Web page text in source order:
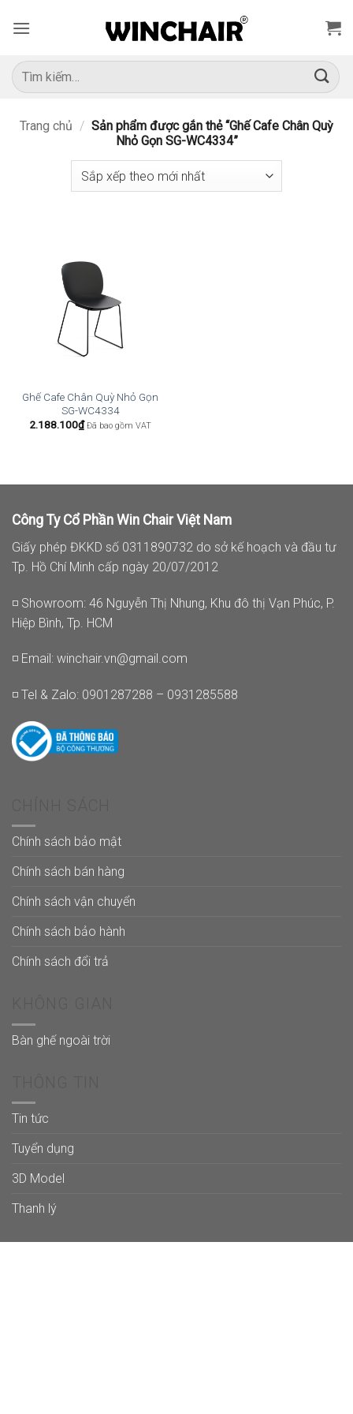
qua
dung
Tìm
kiếm:
Trang chủ / Sản phẩm được gắn thẻ “Ghế Cafe Chân Quỳ
Nhỏ Gọn SG-WC4334”
Ghế Cafe Chân Quỳ Nhỏ Gọn
SG-WC4334
2.188.100₫ Đã bao gồm VAT
Công Ty Cổ Phần Win Chair Việt Nam
Giấy phép ĐKKD số 0311890732 do sở kế hoạch và đầu tư
Tp. Hồ Chí Minh cấp ngày 20/07/2012
◽ Showroom: 46 Nguyễn Thị Nhung, Khu đô thị Vạn Phúc, P.
Hiệp Bình, Tp. HCM
◽ Email: winchair.vn@gmail.com
◽ Tel & Zalo: 0901287288 – 0931285588
Chính sách bảo mật
Chính sách bán hàng
Chính sách vận chuyển
Chính sách bảo hành
Chính sách đổi trả
Bàn ghế ngoài trời
Tin tức
Tuyển dụng
3D Model
Thanh lý